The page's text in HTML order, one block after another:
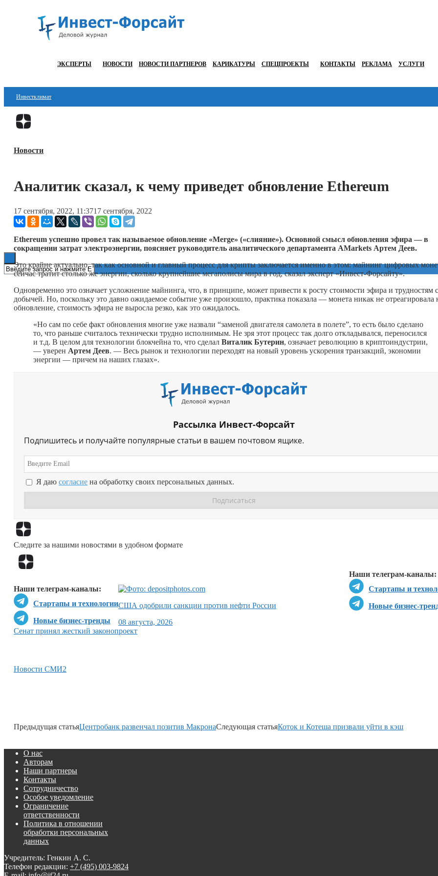
ЭКСПЕРТЫ НОВОСТИ НОВОСТИ ПАРТНЕРОВ КАРИКАТУРЫ СПЕЦПРОЕКТЫ КОНТАКТЫ РЕКЛАМА УСЛУГИ
Инвестклимат
Финансы
Блокчейн
ESG
Новости
Аналитик сказал, к чему приведет обновление Ethereum
17 сентября, 2022, 11:3717 сентября, 2022
Ethereum успешно провел так называемое обновление «Merge» («слияние»). Основной смысл обновления эфира — в
сокращении затрат электроэнергии, поясняет руководитель аналитического департамента AMarkets Артем Деев.
Это крайне актуально, так как основной и главный процесс для крипты заключается именно в этом: майнинг цифровых
сейчас тратит столько же энергии, сколько крупнейшие мегаполисы мира в год, сказал эксперт «Инвест-Форсайту».
Одновременно это означает усложнение майнинга, что, в принципе, может привести к росту стоимости эфира и трудностям
добычей. Но, поскольку это давно ожидаемое событие уже произошло, практика показала — монета никак не отреагировала
обновление, стоимость эфира не выросла резко, как это ожидалось.
«Но сам по себе факт обновления многие уже назвали “заменой двигателя самолета в полете”, то есть было сделано
то, что раньше считалось технически трудно исполнимым. Не зря этот процесс так долго откладывался, переносился
и т.д. В целом для технологии блокчейна то, что сделал Виталик Бутерин, означает революцию в криптоиндустрии,
— уверен Артем Деев. — Весь рынок и технологии переходят на новый уровень ускорения транзакций, экономии
энергии — причем на наших глазах».
Рассылка Инвест-Форсайт
Подпишитесь и получайте популярные статьи в вашем почтовом ящике.
Я даю согласие на обработку своих персональных данных.
Следите за нашими новостями в удобном формате
Наши телеграм-каналы:
Стартапы и
Новые бизнес-
Наши телеграм-каналы:
Стартапы и технологии
Новые бизнес-тренды
США одобрили санкции против нефти России
08 августа, 2026
Сенат принял жесткий законопроект
Новости СМИ2
Предыдущая статьяЦентробанк развенчал позитив МакронаСледующая статьяКоток и Котеша призвали уйти в кэш
О нас
Авторам
Наши партнеры
Контакты
Сотрудничество
Особое уведомление
Ограничение
ответственности
Политика в отношении
обработки персональных
данных
Учредитель: Генкин А. С.
Телефон редакции: +7 (495) 003-9824